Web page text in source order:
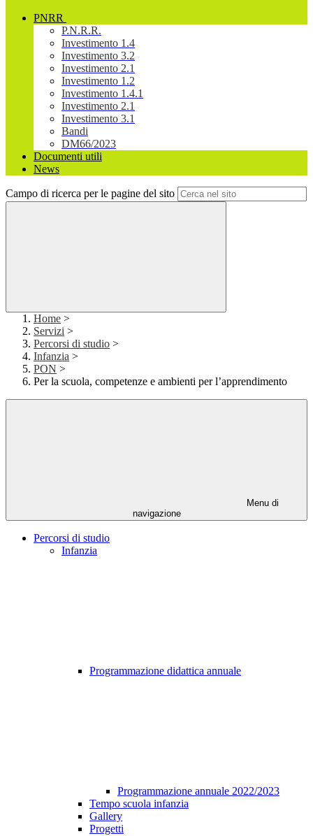
PNRR
P.N.R.R.
Investimento 1.4
Investimento 3.2
Investimento 2.1
Investimento 1.2
Investimento 1.4.1
Investimento 2.1
Investimento 3.1
Bandi
DM66/2023
Documenti utili
News
Campo di ricerca per le pagine del sito
Home >
Servizi >
Percorsi di studio >
Infanzia >
PON >
Per la scuola, competenze e ambienti per l’apprendimento
Menu di
navigazione
Percorsi di studio
Infanzia
Programmazione didattica annuale
Programmazione annuale 2022/2023
Tempo scuola infanzia
Gallery
Progetti